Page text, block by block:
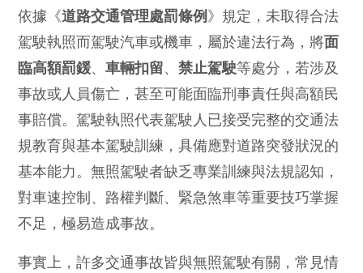
依據《道路交通管理處罰條例》規定，未取得合法
駕駛執照而駕駛汽車或機車，屬於違法行為，將面
臨高額罰鍰、車輛扣留、禁止駕駛等處分，若涉及
事故或人員傷亡，甚至可能面臨刑事責任與高額民
事賠償。駕駛執照代表駕駛人已接受完整的交通法
規教育與基本駕駛訓練，具備應對道路突發狀況的
基本能力。無照駕駛者缺乏專業訓練與法規認知，
對車速控制、路權判斷、緊急煞車等重要技巧掌握
不足，極易造成事故。
事實上，許多交通事故皆與無照駕駛有關，常見情